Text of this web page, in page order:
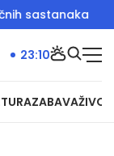
Dačić:
ZABAVAŽIVOT
23:10